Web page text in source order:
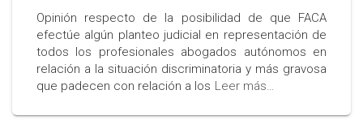
Opinión respecto de la posibilidad de que FACA
efectúe algún planteo judicial en representación de
todos los profesionales abogados autónomos en
relación a la situación discriminatoria y más gravosa
que padecen con relación a los Leer más…